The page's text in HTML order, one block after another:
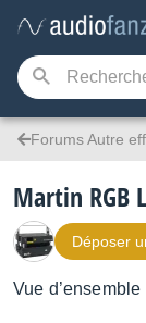
Forums Autre
Martin RGB
Déposer
Vue d’ensemble